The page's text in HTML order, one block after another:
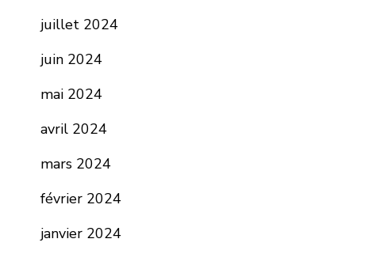
juillet 2024
juin 2024
mai 2024
avril 2024
mars 2024
février 2024
janvier 2024